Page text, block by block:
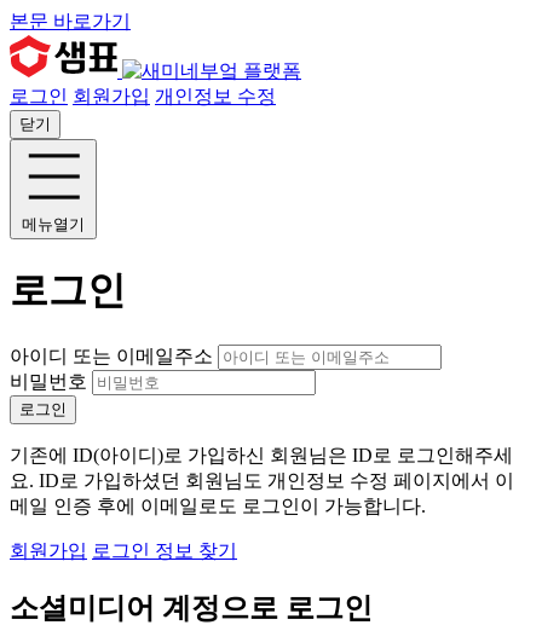
본문 바로가기
로그인 회원가입 개인정보 수정
닫기
메뉴열기
로그인
아이디 또는 이메일주소
비밀번호
로그인
기존에 ID(아이디)로 가입하신 회원님은 ID로 로그인해주세
요. ID로 가입하셨던 회원님도 개인정보 수정 페이지에서 이
메일 인증 후에 이메일로도 로그인이 가능합니다.
회원가입 로그인 정보 찾기
소셜미디어 계정으로 로그인